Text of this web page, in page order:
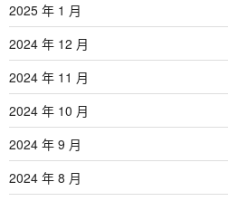
2025 年 1 月
2024 年 12 月
2024 年 11 月
2024 年 10 月
2024 年 9 月
2024 年 8 月